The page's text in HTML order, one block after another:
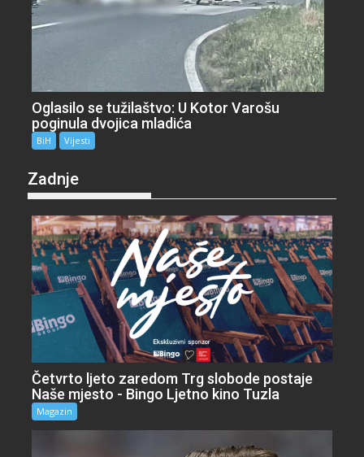
Oglasilo se tužilaštvo: U Kotor Varošu
poginula dvojica mladića
BiH Vijesti
Zadnje
Četvrto ljeto zaredom Trg slobode postaje
Naše mjesto - Bingo Ljetno kino Tuzla
Magazin